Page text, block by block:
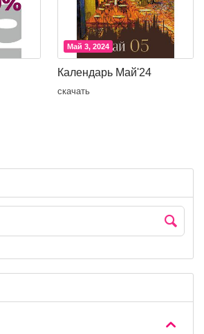
Май 3, 2024
Календарь Май'24
скачать